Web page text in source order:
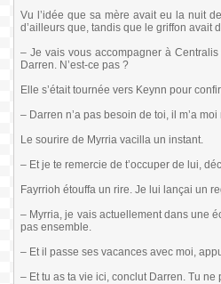
Vu l’idée que sa mère avait eu la nuit
d’ailleurs que, tandis que le griffon avait
– Je vais vous accompagner à
Darren. N’est-ce pas ?
Elle s’était tournée vers Keynn pour
– Darren n’a pas besoin de toi, il m’a
Le sourire de Myrria vacilla un instant.
– Et je te remercie de t’occuper de lui,
Fayrrioh étouffa un rire. Je lui lançai un
– Myrria, je vais actuellement dans une
pas ensemble.
– Et il passe ses vacances avec moi,
– Et tu as ta vie ici, conclut Darren. Tu